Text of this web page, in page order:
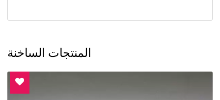
المنتجات الساخنة